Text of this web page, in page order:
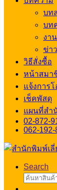
บท
บท
งา
ข่า
วิธีสั่งซื้อ
หน้าสมา
แจ้งการโ
เช็คพัสดุ
แผนที่สำ
02-872-
062-192-
Search
ค้นหา: